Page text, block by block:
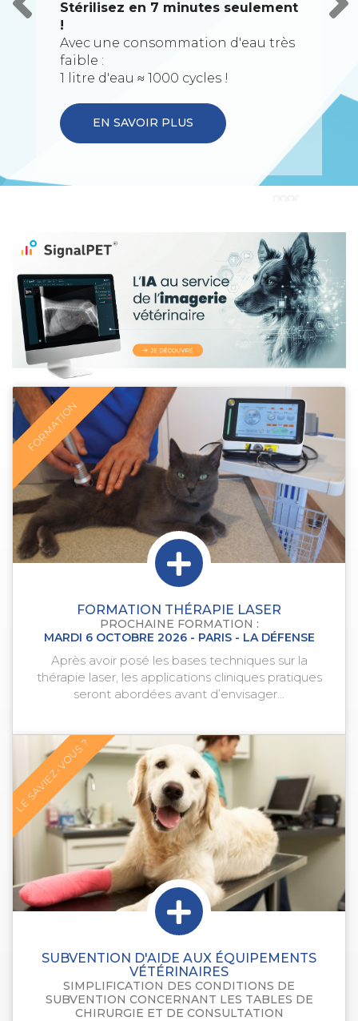
Stérilisez en 7 minutes seulement
!
Avec une consommation d'eau très
faible :
1 litre d'eau ≈ 1000 cycles !
EN SAVOIR PLUS
FORMATION
FORMATION THÉRAPIE LASER
PROCHAINE FORMATION :
MARDI 6 OCTOBRE 2026 - PARIS - LA DÉFENSE
Après avoir posé les bases techniques sur la
thérapie laser, les applications cliniques pratiques
seront abordées avant d’envisager...
LE SAVIEZ-VOUS ?
SUBVENTION D'AIDE AUX ÉQUIPEMENTS
VÉTÉRINAIRES
SIMPLIFICATION DES CONDITIONS DE
SUBVENTION CONCERNANT LES TABLES DE
CHIRURGIE ET DE CONSULTATION